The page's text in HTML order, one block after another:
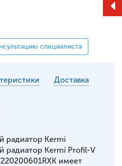
специалиста
Доставка
радиатор Kermi
радиатор Kermi Profil-V
имеет